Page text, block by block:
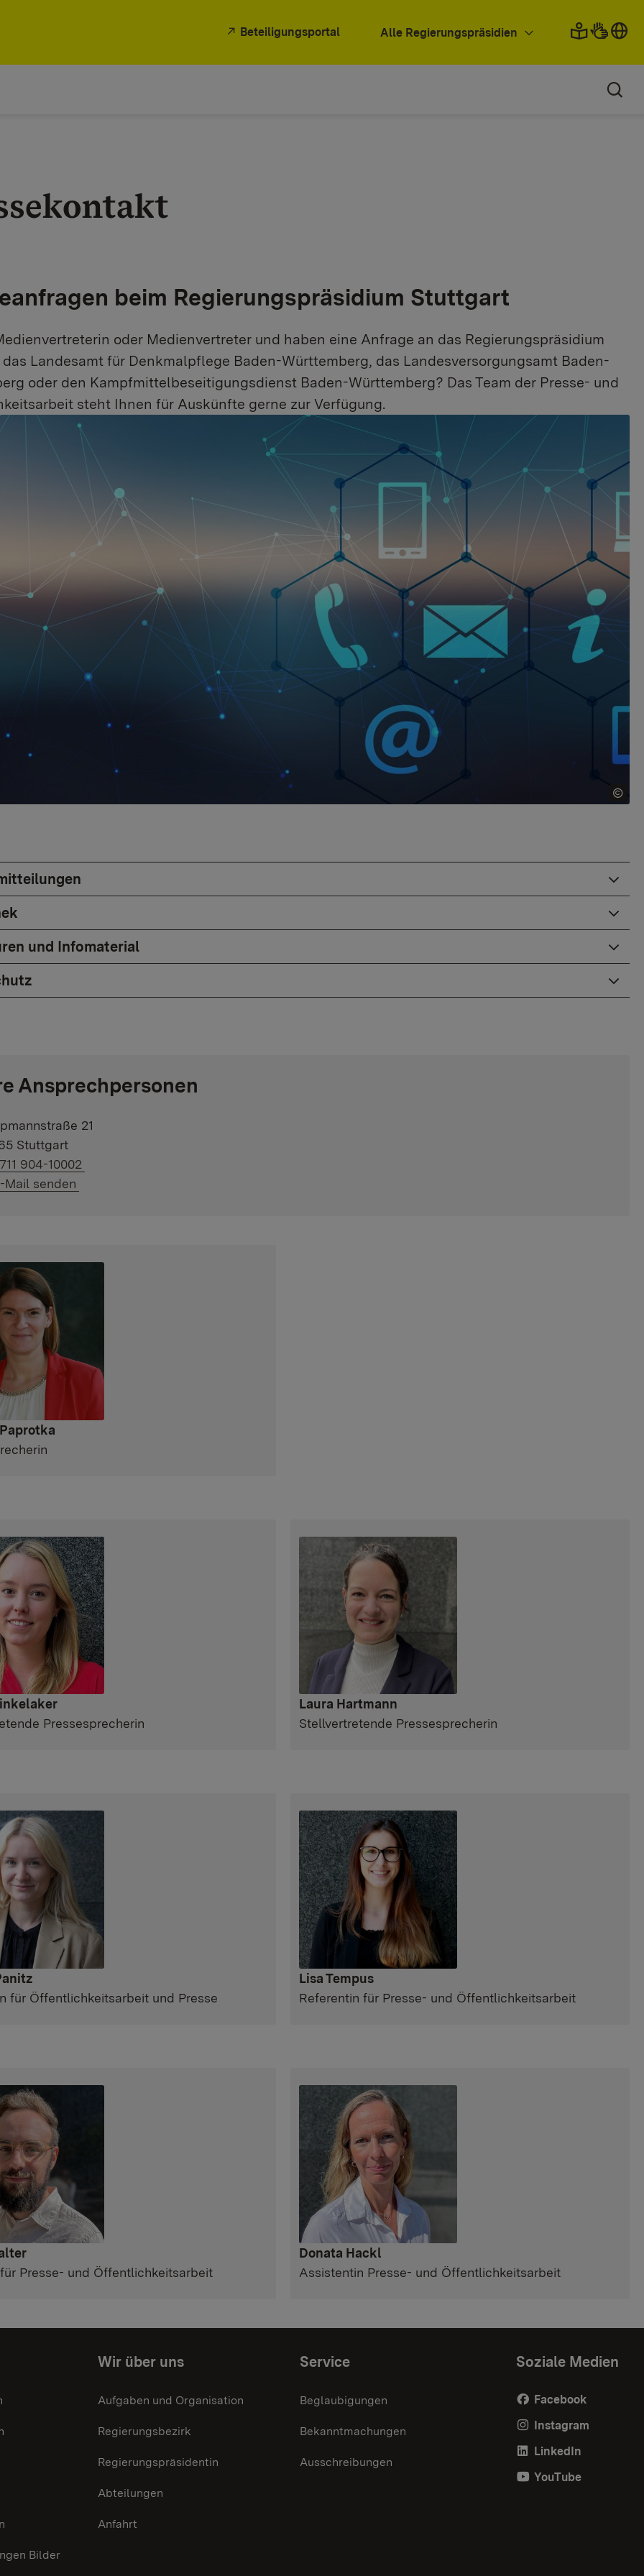
Beteiligungsportal Alle Regierungspräsidien
beim Regierungspräsidium Stuttgart
oder Medienvertreter und haben eine Anfrage an das Regierungspräsidium
Landesamt für Denkmalpflege Baden-Württemberg, das Landesversorgungsamt Baden-
oder den Kampfmittelbeseitigungsdienst Baden-Württemberg? Das Team der Presse- und
steht Ihnen für Auskünfte gerne zur Verfügung.
und Infomaterial
Ansprechpersonen
21
Stuttgart
auf Telefonnummer:
904-10002
auf E-Mail:
Mail senden
Pressesprecherin
Laura Hartmann
Stellvertretende Pressesprecherin
für Öffentlichkeitsarbeit und Presse
Lisa Tempus
Referentin für Presse- und Öffentlichkeitsarbeit
Presse- und Öffentlichkeitsarbeit
Donata Hackl
Assistentin Presse- und Öffentlichkeitsarbeit
Bilder
Wir über uns
Aufgaben und Organisation
Regierungsbezirk
Regierungspräsidentin
Abteilungen
Anfahrt
Service
Beglaubigungen
Bekanntmachungen
Ausschreibungen
Soziale Medien
Facebook
Instagram
LinkedIn
YouTube